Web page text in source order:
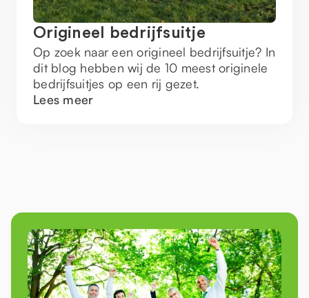
Origineel bedrijfsuitje
Op zoek naar een origineel bedrijfsuitje? In
dit blog hebben wij de 10 meest originele
bedrijfsuitjes op een rij gezet.
Lees meer